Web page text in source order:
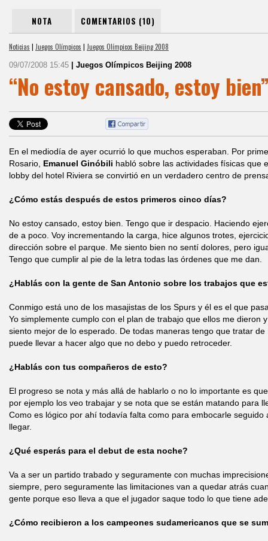
NOTA COMENTARIOS (10)
Noticias | Juegos Olímpicos | Juegos Olímpicos Beijing 2008
09/07/2008 15:45 | Juegos Olímpicos Beijing 2008
“No estoy cansado, estoy
En el mediodía de ayer ocurrió lo que muchos esperaban. Por
Rosario, Emanuel Ginóbili habló sobre las actividades físicas que
lobby del hotel Riviera se convirtió en un verdadero centro de
¿Cómo estás después de estos primeros cinco días?
No estoy cansado, estoy bien. Tengo que ir despacio. Haciendo
de a poco. Voy incrementando la carga, hice algunos trotes,
dirección sobre el parque. Me siento bien no sentí dolores, pero
Tengo que cumplir al pie de la letra todas las órdenes que me dan.
¿Hablás con la gente de San Antonio sobre los trabajos que
Conmigo está uno de los masajistas de los Spurs y él es el que
Yo simplemente cumplo con el plan de trabajo que ellos me dieron
siento mejor de lo esperado. De todas maneras tengo que tratar
puede llevar a hacer algo que no debo y puedo retroceder.
¿Hablás con tus compañeros de esto?
El progreso se nota y más allá de hablarlo o no lo importante es
por ejemplo los veo trabajar y se nota que se están matando para
Como es lógico por ahí todavía falta como para embocarle seguido
llegar.
¿Qué esperás para el debut de esta noche?
Va a ser un partido trabado y seguramente con muchas
siempre, pero seguramente las limitaciones van a quedar atrás
gente porque eso lleva a que el jugador saque todo lo que tiene
¿Cómo recibieron a los campeones sudamericanos que se